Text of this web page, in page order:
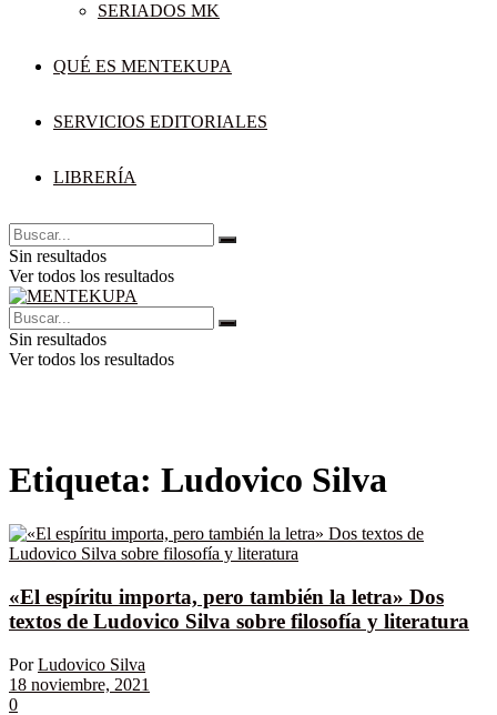
SERIADOS MK
QUÉ ES MENTEKUPA
SERVICIOS EDITORIALES
LIBRERÍA
Sin resultados
Ver todos los resultados
Sin resultados
Ver todos los resultados
Etiqueta: Ludovico Silva
«El espíritu importa, pero también la letra» Dos
textos de Ludovico Silva sobre filosofía y literatura
Por Ludovico Silva
18 noviembre, 2021
0